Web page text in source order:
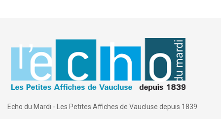
Echo du Mardi - Les Petites Affiches de Vaucluse depuis 1839